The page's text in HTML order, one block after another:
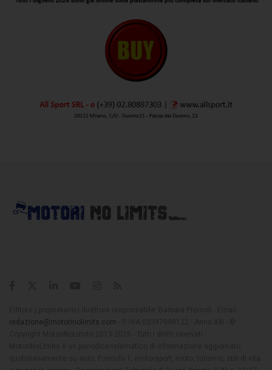
redazione@motorinolimits.com